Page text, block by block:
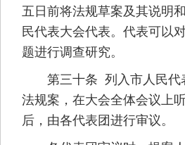
五日前将法规草案及其说明
民代表大会代表。代表可以
题进行调查研究。
第三十条 列入市人民代
法规案，在大会全体会议上
后，由各代表团进行审议。